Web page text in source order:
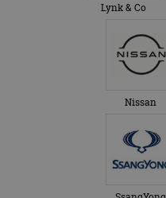
Lynk & Co
Nissan